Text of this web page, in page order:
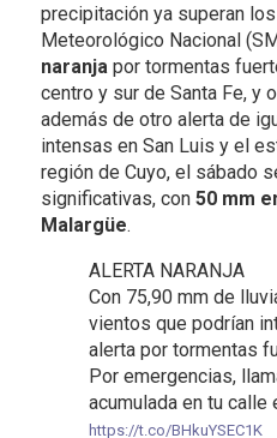
precipitación ya superan los
Meteorológico Nacional
naranja por tormentas
centro y sur de Santa Fe, y
además de otro alerta de
intensas en San Luis y el
región de Cuyo, el sábado
significativas, con 50 mm
Malargüe.
ALERTA NARANJA
Con 75,90 mm de
vientos que podrían
alerta por tormentas
Por emergencias,
acumulada en tu
https://t.co/BHkuYSEC1K